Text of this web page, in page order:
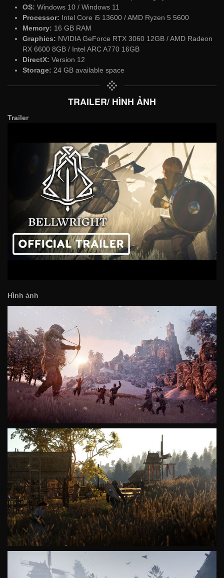
OS: Windows 10 / Windows 11
Processor: Intel Core i5 13600 / AMD Ryzen 5 5600
Memory: 16 GB RAM
Graphics: NVIDIA GeForce RTX 3060 12GB / AMD Radeon
RX 6600 8GB / Intel ARC A770 16GB
DirectX: Version 12
Storage: 24 GB available space
TRAILER/ HÌNH ẢNH
Trailer
Hình ảnh